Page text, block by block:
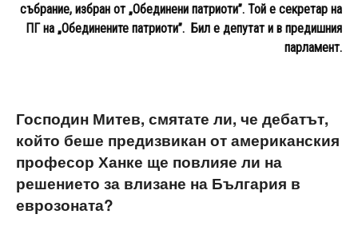
събрание, избран от „Обединени патриоти”. Той е секретар на
ПГ на „Обединените патриоти”. Бил е депутат и в предишния
парламент.
Господин Митев, смятате ли, че дебатът,
който беше предизвикан от американския
професор Ханке ще повлияе ли на
решението за влизане на България в
еврозоната?